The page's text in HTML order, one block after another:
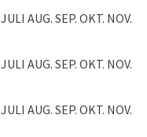
JULI AUG. SEP. OKT. NOV.
JULI AUG. SEP. OKT. NOV.
JULI AUG. SEP. OKT. NOV.